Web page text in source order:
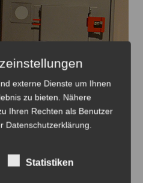
retten - Foto:
VRhilft-
externe Dienste um Ihnen
zu bieten. Nähere
Ihren Rechten als Benutzer
Datenschutzerklärung.
Statistiken